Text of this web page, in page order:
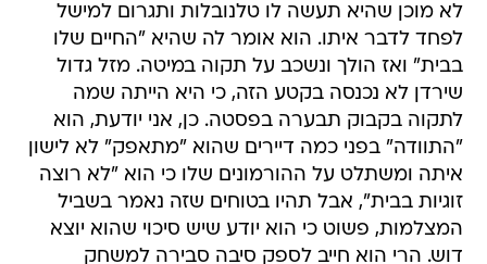
לא מוכן שהיא תעשה לו טלנובלות ותגרום למישל
לפחד לדבר איתו. הוא אומר לה שהיא "החיים שלו
בבית" ואז הולך ונשכב על תקוה במיטה. מזל גדול
שירדן לא נכנסה בקטע הזה, כי היא הייתה שמה
לתקוה בקבוק תבערה בפסטה. כן, אני יודעת, הוא
"התוודה" בפני כמה דיירים שהוא "מתאפק" לא לישון
איתה ומשתלט על ההורמונים שלו כי הוא "לא רוצה
זוגיות בבית", אבל תהיו בטוחים שזה נאמר בשביל
המצלמות, פשוט כי הוא יודע שיש סיכוי שהוא יוצא
דוש. הרי הוא חייב לספק סיבה סבירה למשחק